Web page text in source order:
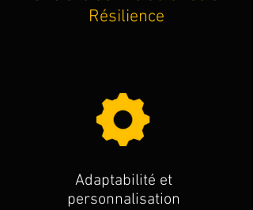
Résilience
Adaptabilité et
personnalisation